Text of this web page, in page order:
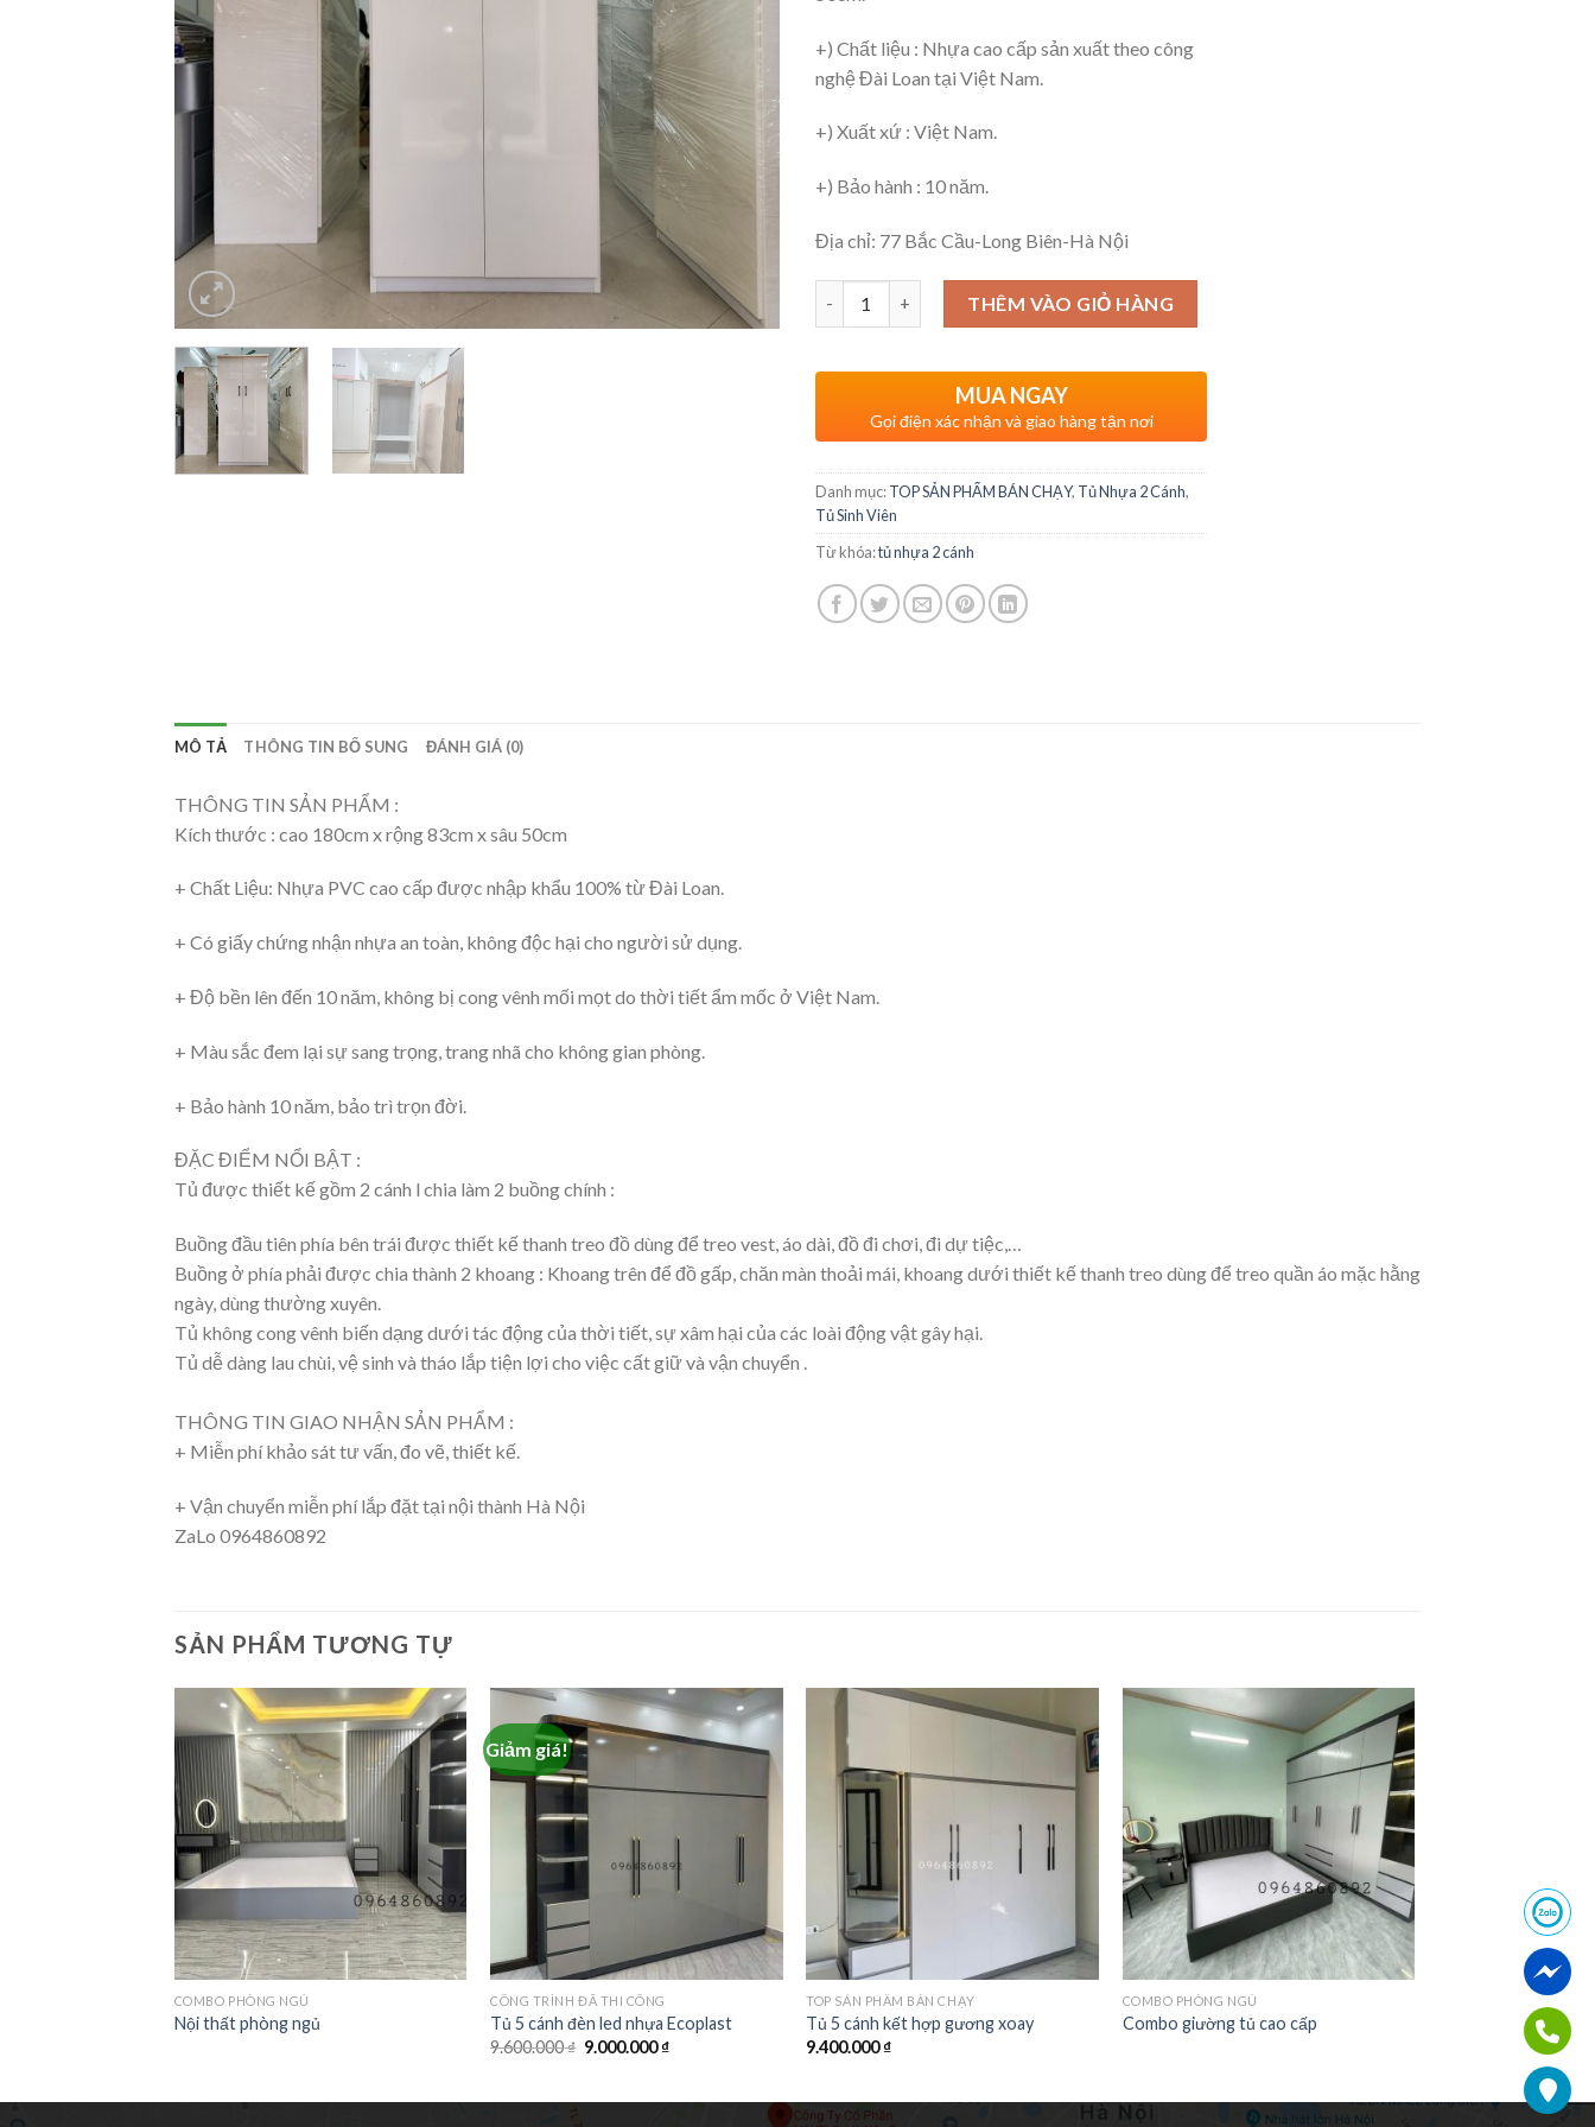
+) Chất liệu : Nhựa cao cấp sản xuất theo công
nghệ Đài Loan tại Việt Nam.
+) Xuất xứ : Việt Nam.
+) Bảo hành : 10 năm.
Địa chỉ: 77 Bắc Cầu-Long Biên-Hà Nội
THÊM VÀO GIỎ HÀNG
MUA NGAY
Gọi điện xác nhận và giao hàng tận nơi
Danh mục:TOP SẢN PHẨM BÁN CHẠY, Tủ Nhựa 2 Cánh,
Tủ Sinh Viên
Từ khóa:tủ nhựa 2 cánh
MÔ TẢ THÔNG TIN BỔ SUNG ĐÁNH GIÁ (0)
THÔNG TIN SẢN PHẨM :
Kích thước : cao 180cm x rộng 83cm x sâu 50cm
+ Chất Liệu: Nhựa PVC cao cấp được nhập khẩu 100% từ Đài Loan.
+ Có giấy chứng nhận nhựa an toàn, không độc hại cho người sử dụng.
+ Độ bền lên đến 10 năm, không bị cong vênh mối mọt do thời tiết ẩm mốc ở Việt Nam.
+ Màu sắc đem lại sự sang trọng, trang nhã cho không gian phòng.
+ Bảo hành 10 năm, bảo trì trọn đời.
ĐẶC ĐIỂM NỔI BẬT :
Tủ được thiết kế gồm 2 cánh l chia làm 2 buồng chính :
Buồng đầu tiên phía bên trái được thiết kế thanh treo đồ dùng để treo vest, áo dài, đồ đi chơi, đi dự tiệc,…
Buồng ở phía phải được chia thành 2 khoang : Khoang trên để đồ gấp, chăn màn thoải mái, khoang dưới thiết kế thanh treo dùng để treo quần áo mặc hằng
ngày, dùng thường xuyên.
Tủ không cong vênh biến dạng dưới tác động của thời tiết, sự xâm hại của các loài động vật gây hại.
Tủ dễ dàng lau chùi, vệ sinh và tháo lắp tiện lợi cho việc cất giữ và vận chuyển .
THÔNG TIN GIAO NHẬN SẢN PHẨM :
+ Miễn phí khảo sát tư vấn, đo vẽ, thiết kế.
+ Vận chuyển miễn phí lắp đặt tại nội thành Hà Nội
ZaLo 0964860892
SẢN PHẨM TƯƠNG TỰ
COMBO PHÒNG NGỦ
Nội thất phòng ngủ
Giảm giá!
CÔNG TRÌNH ĐÃ THI CÔNG
Tủ 5 cánh đèn led nhựa Ecoplast
9.600.000₫ 9.000.000₫
TOP SẢN PHẨM BÁN CHẠY
Tủ 5 cánh kết hợp gương xoay
9.400.000₫
COMBO PHÒNG NGỦ
Combo giường tủ cao cấp